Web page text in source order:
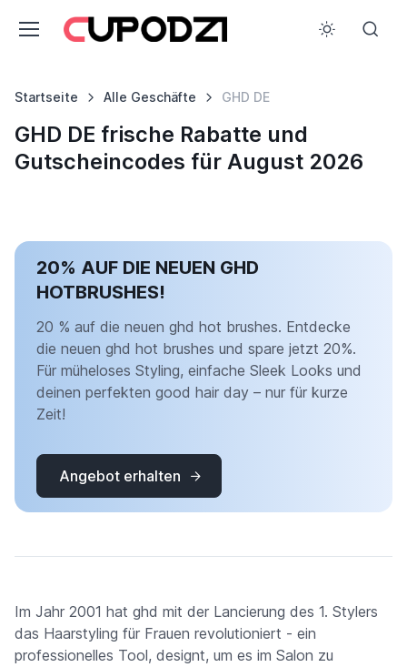
Startseite Alle Geschäfte GHD DE
GHD DE frische Rabatte und
Gutscheincodes für August 2026
20% AUF DIE NEUEN GHD
HOTBRUSHES!
20 % auf die neuen ghd hot brushes. Entdecke
die neuen ghd hot brushes und spare jetzt 20%.
Für müheloses Styling, einfache Sleek Looks und
deinen perfekten good hair day – nur für kurze
Zeit!
Angebot erhalten
Im Jahr 2001 hat ghd mit der Lancierung des 1. Stylers
das Haarstyling für Frauen revolutioniert - ein
professionelles Tool, designt, um es im Salon zu